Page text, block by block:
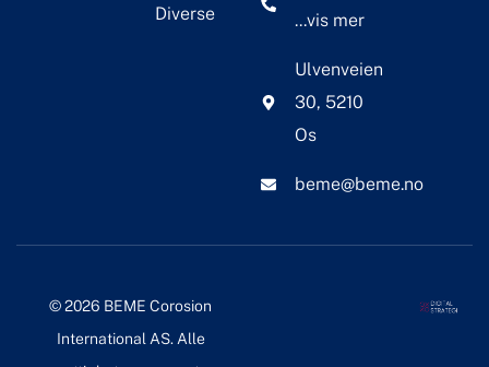
Diverse
...vis mer
Ulvenveien
30, 5210
Os
beme@beme.no
© 2026 BEME Corosion
International AS. Alle